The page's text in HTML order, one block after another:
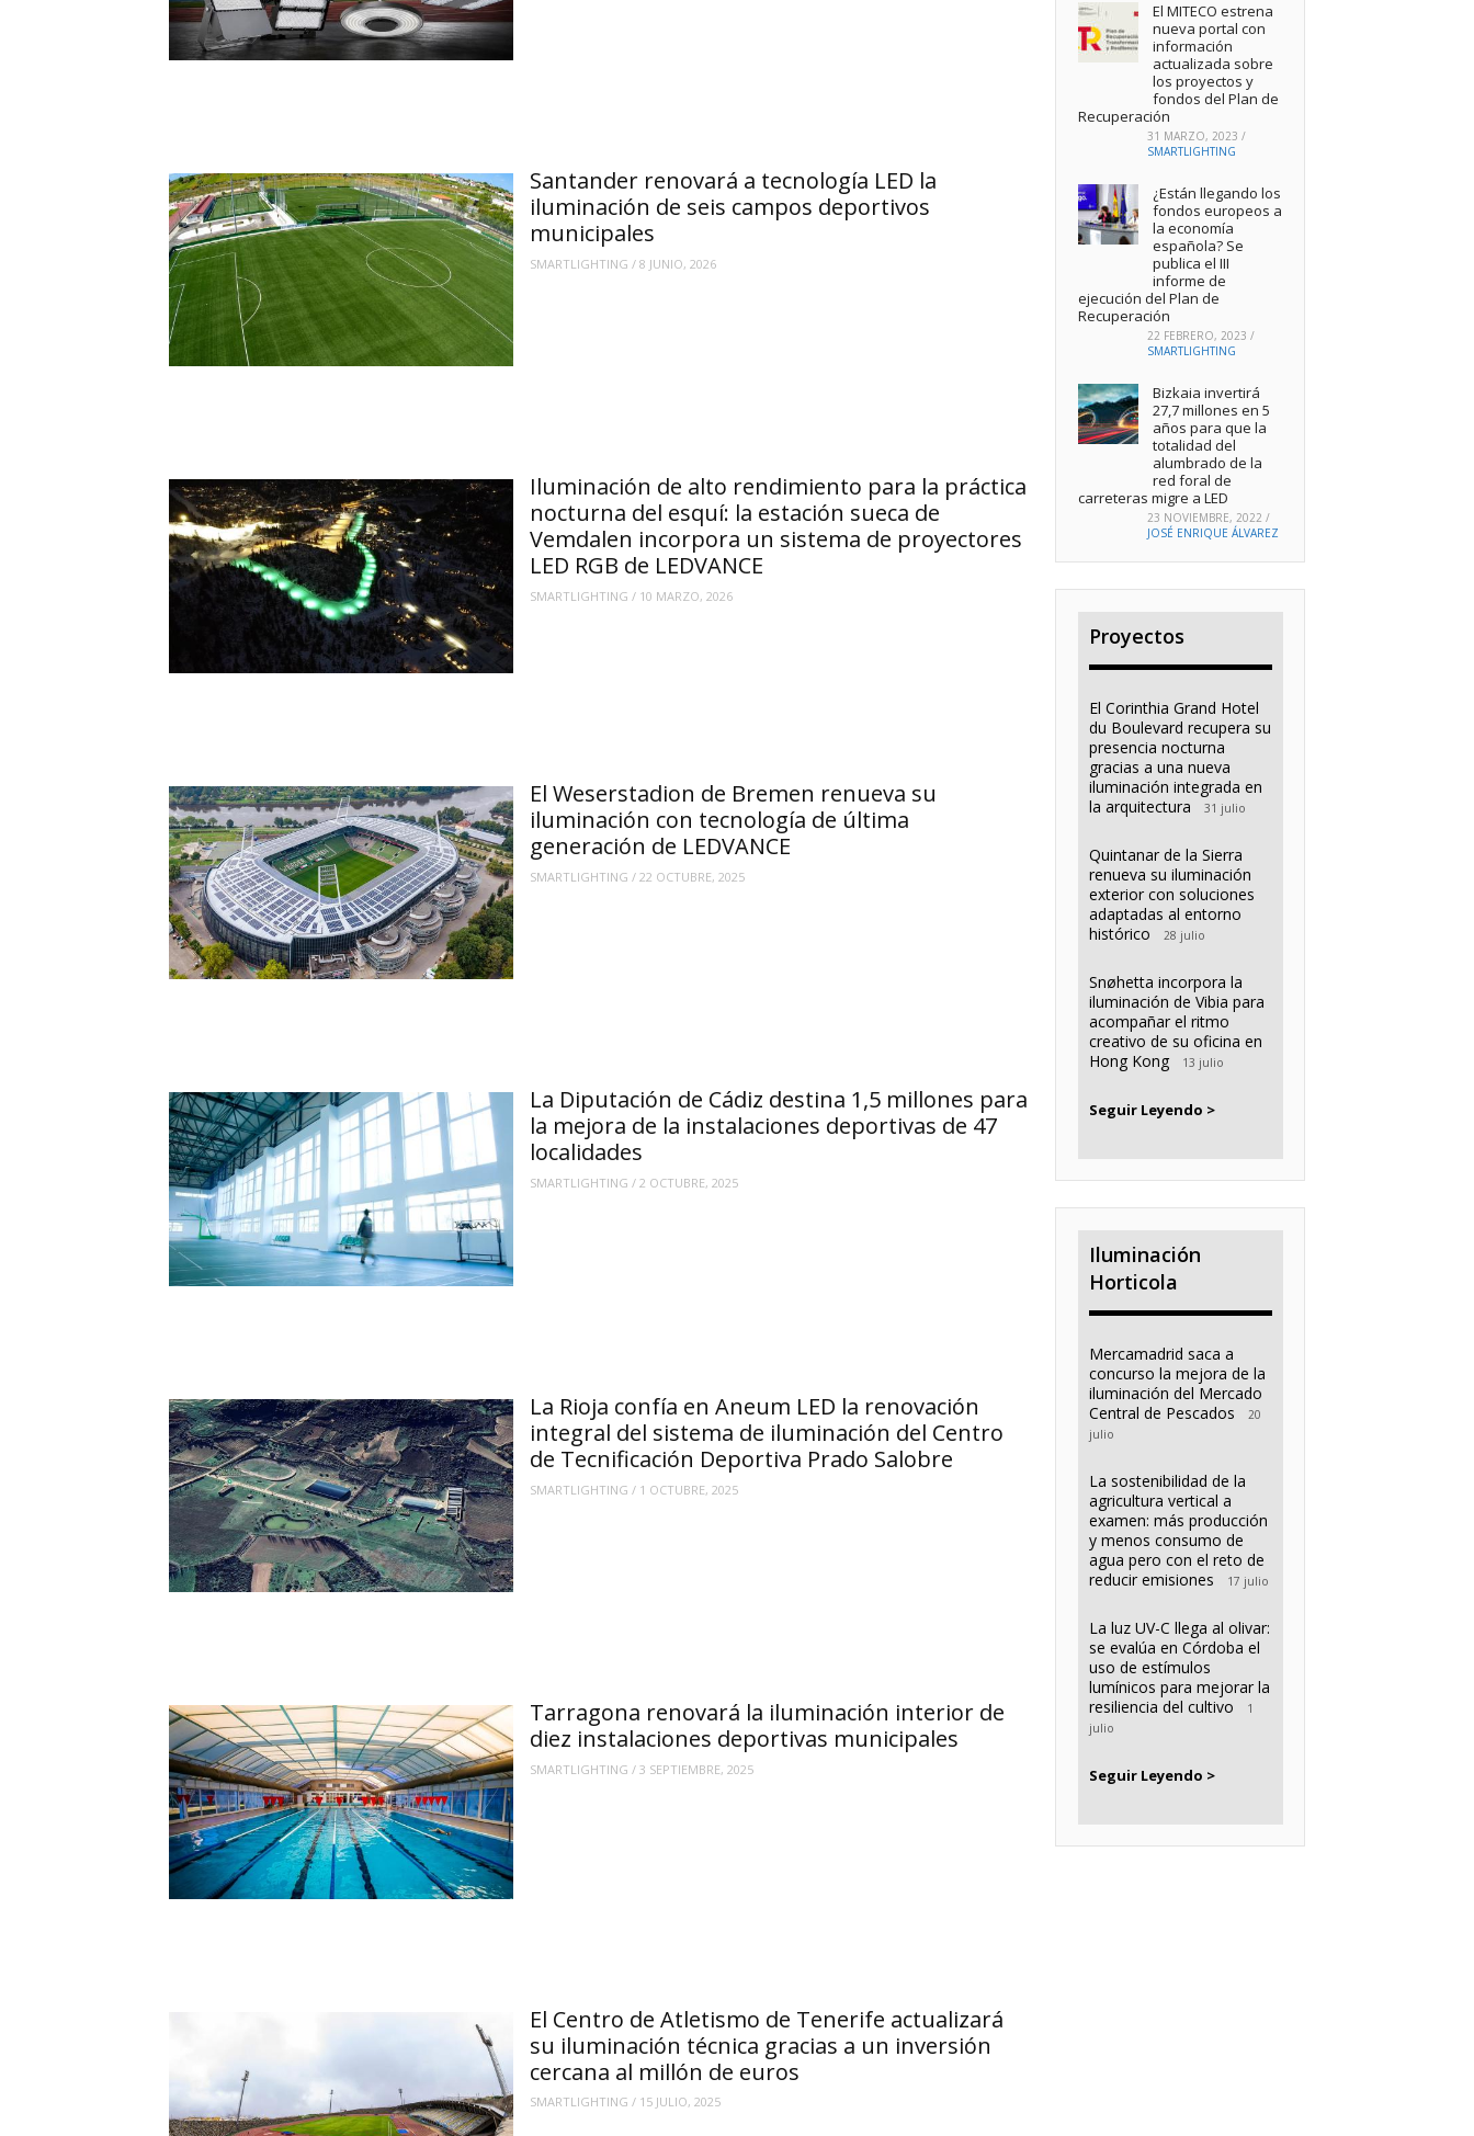
Santander renovará a tecnología LED la
iluminación de seis campos deportivos
municipales
SMARTLIGHTING / 8 JUNIO, 2026
Iluminación de alto rendimiento para la práctica
nocturna del esquí: la estación sueca de
Vemdalen incorpora un sistema de proyectores
LED RGB de LEDVANCE
SMARTLIGHTING / 10 MARZO, 2026
El Weserstadion de Bremen renueva su
iluminación con tecnología de última
generación de LEDVANCE
SMARTLIGHTING / 22 OCTUBRE, 2025
La Diputación de Cádiz destina 1,5 millones para
la mejora de la instalaciones deportivas de 47
localidades
SMARTLIGHTING / 2 OCTUBRE, 2025
La Rioja confía en Aneum LED la renovación
integral del sistema de iluminación del Centro
de Tecnificación Deportiva Prado Salobre
SMARTLIGHTING / 1 OCTUBRE, 2025
Tarragona renovará la iluminación interior de
diez instalaciones deportivas municipales
SMARTLIGHTING / 3 SEPTIEMBRE, 2025
El Centro de Atletismo de Tenerife actualizará
su iluminación técnica gracias a un inversión
cercana al millón de euros
SMARTLIGHTING / 15 JULIO, 2025
El MITECO estrena
nueva portal con
información
actualizada sobre
los proyectos y
fondos del Plan de
Recuperación
31 MARZO, 2023 /
SMARTLIGHTING
¿Están llegando los
fondos europeos a
la economía
española? Se
publica el III
informe de
ejecución del Plan de
Recuperación
22 FEBRERO, 2023 /
SMARTLIGHTING
Bizkaia invertirá
27,7 millones en 5
años para que la
totalidad del
alumbrado de la
red foral de
carreteras migre a LED
23 NOVIEMBRE, 2022 /
JOSÉ ENRIQUE ÁLVAREZ
Proyectos
El Corinthia Grand Hotel
du Boulevard recupera su
presencia nocturna
gracias a una nueva
iluminación integrada en
la arquitectura
31 julio
Quintanar de la Sierra
renueva su iluminación
exterior con soluciones
adaptadas al entorno
histórico
28 julio
Snøhetta incorpora la
iluminación de Vibia para
acompañar el ritmo
creativo de su oficina en
Hong Kong
13 julio
Seguir Leyendo >
Iluminación
Horticola
Mercamadrid saca a
concurso la mejora de la
iluminación del Mercado
Central de Pescados
20
julio
La sostenibilidad de la
agricultura vertical a
examen: más producción
y menos consumo de
agua pero con el reto de
reducir emisiones
17 julio
La luz UV-C llega al olivar:
se evalúa en Córdoba el
uso de estímulos
lumínicos para mejorar la
resiliencia del cultivo
1
julio
Seguir Leyendo >